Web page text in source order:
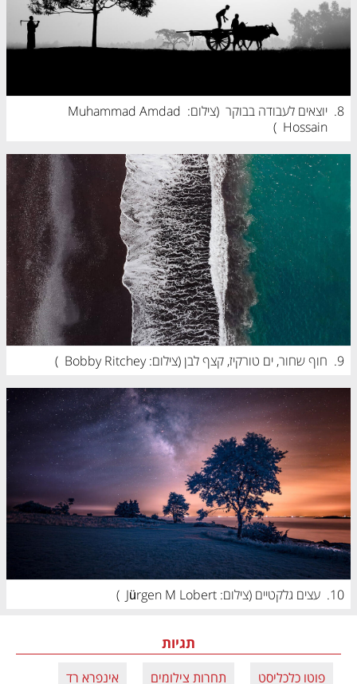
8. יוצאים לעבודה בבוקר  (
צילום: Muhammad Amdad
Hossain
)
9. חוף שחור, ים טורקיז, קצף לבן (צילום: Bobby Ritchey )
10. עצים גלקטיים (צילום: Jürgen M Lobert )
תגיות
פוטו כלכליסט תחרות צילומים אינפרא רד